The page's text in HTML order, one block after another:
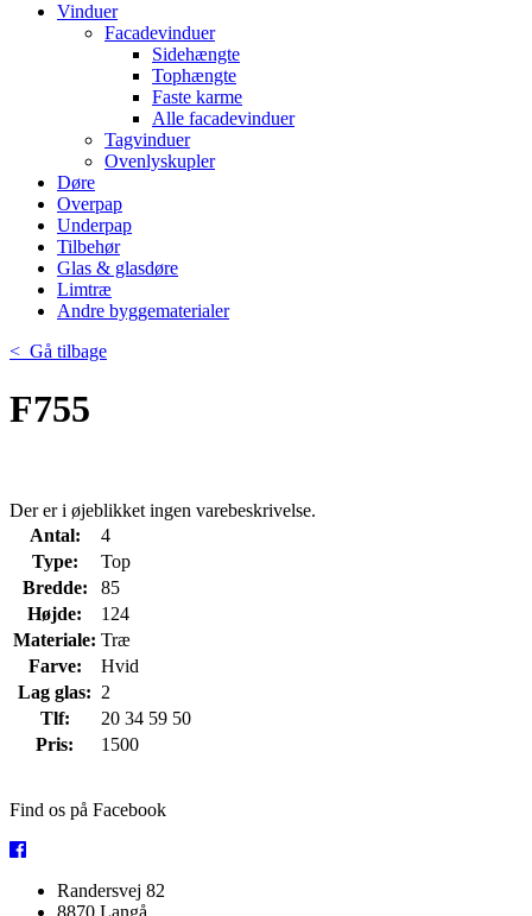
Vinduer
Facadevinduer
Sidehængte
Tophængte
Faste karme
Alle facadevinduer
Tagvinduer
Ovenlyskupler
Døre
Overpap
Underpap
Tilbehør
Glas & glasdøre
Limtræ
Andre byggematerialer
< Gå tilbage
F755
Der er i øjeblikket ingen varebeskrivelse.
Antal:
4
Type:
Top
Bredde:
85
Højde:
124
Materiale: Træ
Farve:
Hvid
Lag glas: 2
Tlf:
20 34 59 50
Pris:
1500
Find os på Facebook
Randersvej 82
8870 Langå